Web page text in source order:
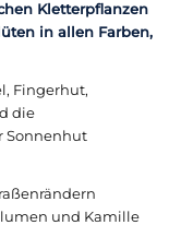
Kletterpflanzen
in allen Farben,
Fingerhut,
die
Sonnenhut
und Kamille